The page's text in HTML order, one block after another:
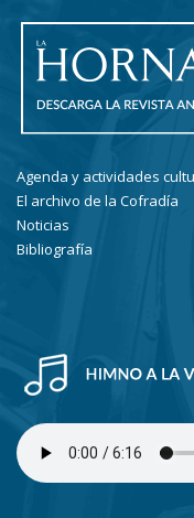
Agenda y actividades
El archivo de la Cofradía
Noticias
Bibliografía